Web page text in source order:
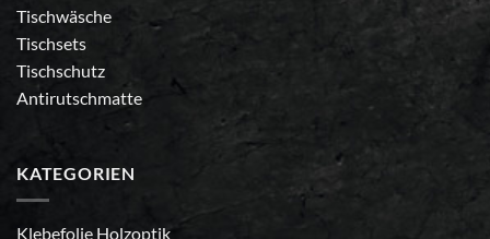
Tischwäsche
Tischsets
Tischschutz
Antirutschmatte
KATEGORIEN
Klebefolie Holzoptik